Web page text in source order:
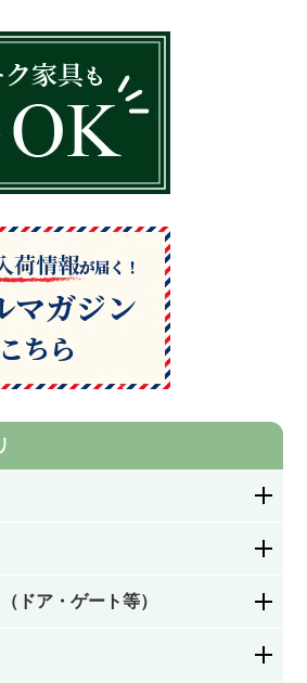
ア・キッチンチェア
ドア・ゲート等）